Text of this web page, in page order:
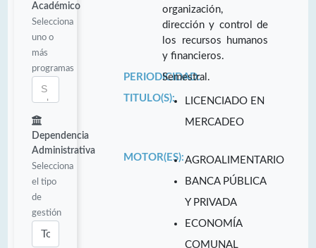
Académico
Selecciona
uno o
más
programas
Dependencia
Administrativa
Selecciona
el tipo
de
gestión
organización,
dirección y control de
los recursos humanos
y financieros.
PERIODICIDAD:
Semestral.
TITULO(S):
LICENCIADO EN
MERCADEO
MOTOR(ES):AGROALIMENTARIO
BANCA PÚBLICA
Y PRIVADA
ECONOMÍA
COMUNAL